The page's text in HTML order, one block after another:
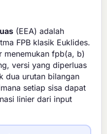
(EEA) adalah
FPB klasik Euklides.
menemukan fpb(a, b)
versi yang diperluas
dua urutan bilangan
setiap sisa dapat
linier dari input